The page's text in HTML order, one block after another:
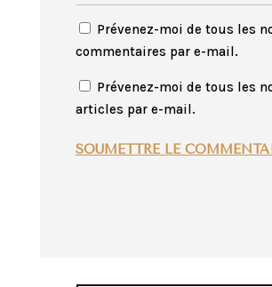
Prévenez-moi de tous les
commentaires par e-mail.
Prévenez-moi de tous les
articles par e-mail.
SOUMETTRE LE